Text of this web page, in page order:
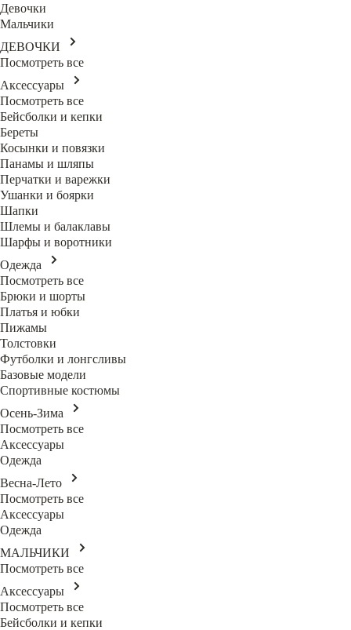
Девочки
Мальчики
ДЕВОЧКИ
Посмотреть все
Аксессуары
Посмотреть все
Бейсболки и кепки
Береты
Косынки и повязки
Панамы и шляпы
Перчатки и варежки
Ушанки и боярки
Шапки
Шлемы и балаклавы
Шарфы и воротники
Одежда
Посмотреть все
Брюки и шорты
Платья и юбки
Пижамы
Толстовки
Футболки и лонгсливы
Базовые модели
Спортивные костюмы
Осень-Зима
Посмотреть все
Аксессуары
Одежда
Весна-Лето
Посмотреть все
Аксессуары
Одежда
МАЛЬЧИКИ
Посмотреть все
Аксессуары
Посмотреть все
Бейсболки и кепки